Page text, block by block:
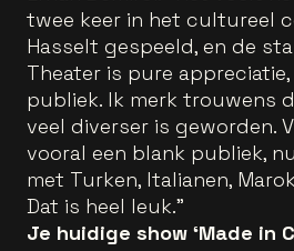
twee keer in het cultureel
Hasselt gespeeld, en de
Theater is pure
publiek. Ik merk trouwens
veel diverser is geworden.
vooral een blank publiek,
met Turken, Italianen,
Dat is heel leuk.”
Je huidige show ‘Made in